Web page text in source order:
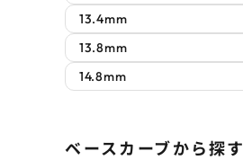
13.4mm
13.8mm
14.8mm
ベースカーブから探す